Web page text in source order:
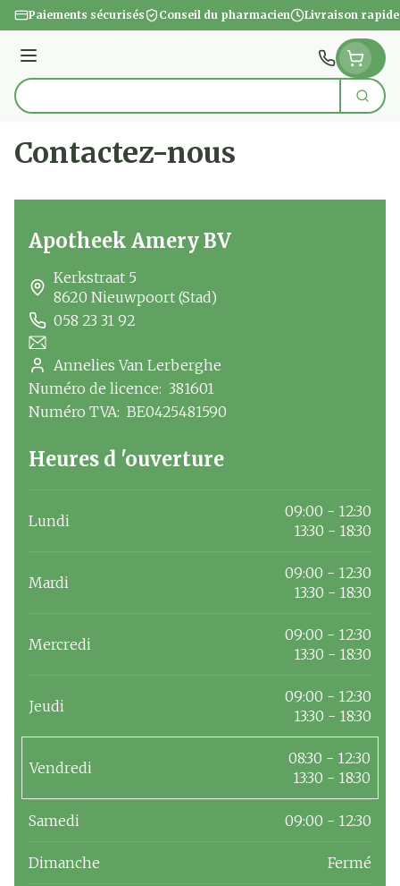
Aller au contenu
Paiements sécurisés Conseil du pharmacien Livraison rapide
Menu
Rechercher
Contactez-nous
Apotheek Amery BV
address
Kerkstraat 5
8620 Nieuwpoort (Stad)
Téléphone
058 23 31 92
Courriel
Pharmacien responsable
Annelies Van Lerberghe
Numéro de licence
Numéro de licence: 381601
Numéro TVA
Numéro TVA: BE0425481590
Heures d 'ouverture
Lundi
09:00 - 12:30
13:30 - 18:30
Mardi
09:00 - 12:30
13:30 - 18:30
Mercredi
09:00 - 12:30
13:30 - 18:30
Jeudi
09:00 - 12:30
13:30 - 18:30
Vendredi
08:30 - 12:30
13:30 - 18:30
Samedi 09:00 - 12:30
Dimanche Fermé